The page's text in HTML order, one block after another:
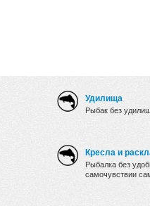
Удилища
Рыбак без
Кресла и
Рыбалка без
самочувствии